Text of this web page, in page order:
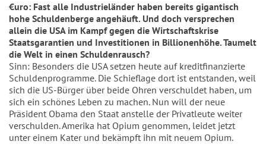
€uro: Fast alle Industrieländer haben bereits gigantisch
hohe Schuldenberge angehäuft. Und doch versprechen
allein die USA im Kampf gegen die Wirtschaftskrise
Staatsgarantien und Investitionen in Billionenhöhe. Taumelt
die Welt in einen Schuldenrausch?
Sinn: Besonders die USA setzen heute auf kreditfinanzierte
Schuldenprogramme. Die Schieflage dort ist entstanden, weil
sich die US-Bürger über beide Ohren verschuldet haben, um
sich ein schönes Leben zu machen. Nun will der neue
Präsident Obama den Staat anstelle der Privatleute weiter
verschulden. Amerika hat Opium genommen, leidet jetzt
unter einem Kater und bekämpft ihn mit neuem Opium.